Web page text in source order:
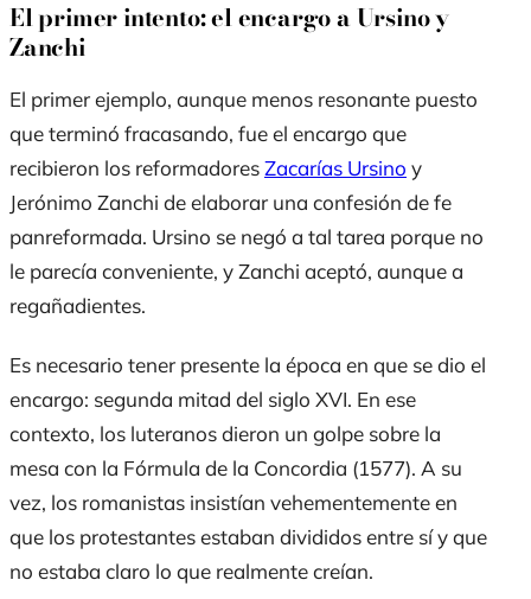
El primer intento: el encargo a Ursino y
Zanchi
El primer ejemplo, aunque menos resonante puesto
que terminó fracasando, fue el encargo que
recibieron los reformadoresZacarías Ursino y
Jerónimo Zanchi de elaborar una confesión de fe
panreformada. Ursino se negó a tal tarea porque no
le parecía conveniente, y Zanchi aceptó, aunque a
regañadientes.
Es necesario tener presente la época en que se dio el
encargo: segunda mitad del siglo XVI. En ese
contexto, los luteranos dieron un golpe sobre la
mesa con la Fórmula de la Concordia (1577). A su
vez, los romanistas insistían vehementemente en
que los protestantes estaban divididos entre sí y que
no estaba claro lo que realmente creían.